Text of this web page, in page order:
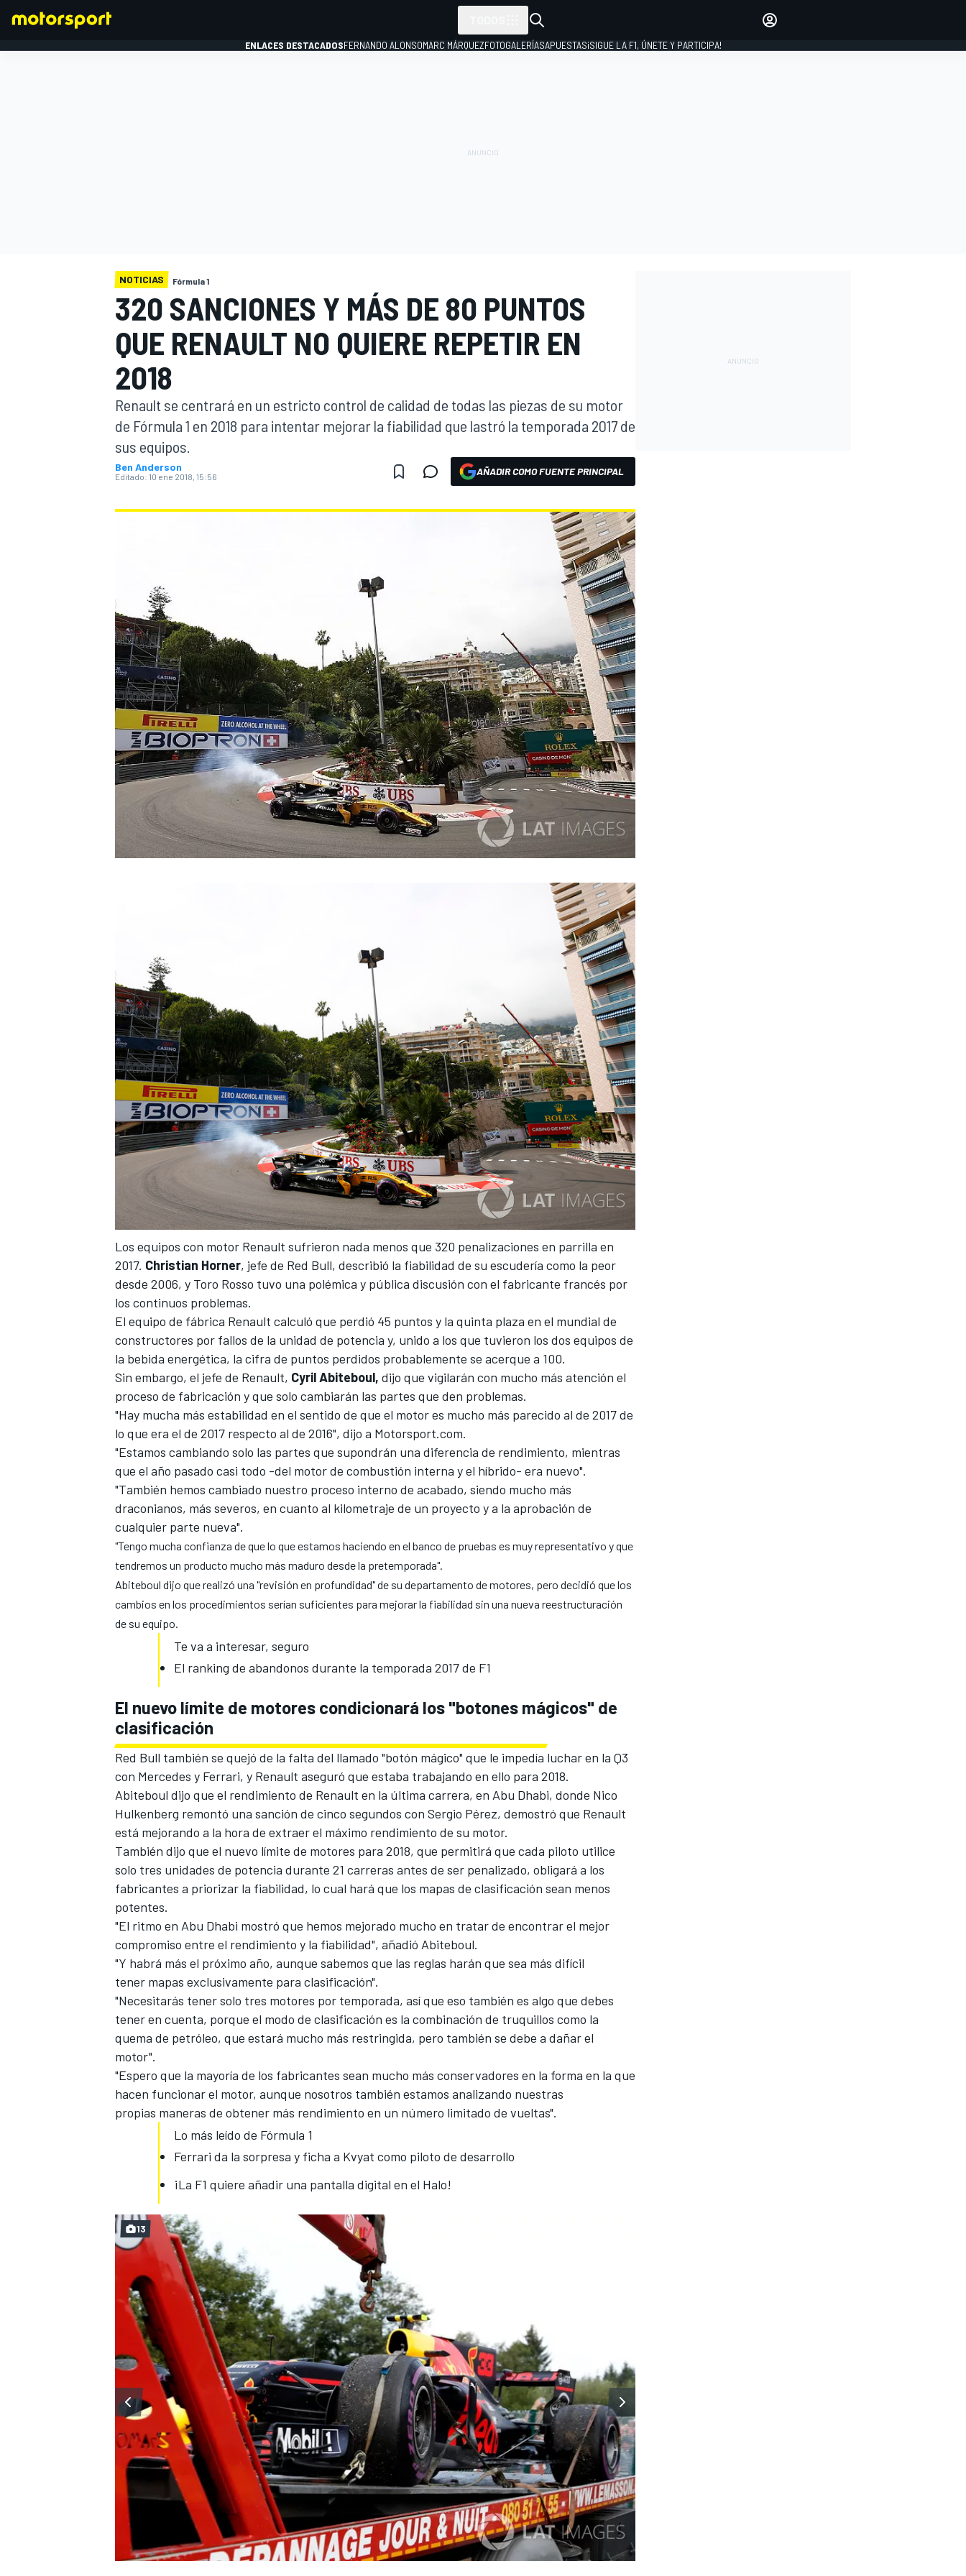
INDYCAR
MÁS CATEGORÍAS
ENLACES DESTACADOSFERNANDO ALONSOMARC MÁRQUEZFOTOGALERÍASAPUESTAS¡SIGUE LA F1, ÚNETE Y PARTICIPA!
NOTICIAS Fórmula 1
320 SANCIONES Y MÁS DE 80 PUNTOS
QUE RENAULT NO QUIERE REPETIR EN
2018
Renault se centrará en un estricto control de calidad de todas las piezas de su motor
de Fórmula 1 en 2018 para intentar mejorar la fiabilidad que lastró la temporada 2017 de
sus equipos.
Ben Anderson
Editado: 10 ene 2018, 15:56 AÑADIR COMO FUENTE PRINCIPAL
Los equipos con motor Renault sufrieron nada menos que 320 penalizaciones en parrilla en
2017. Christian Horner, jefe de Red Bull, describió la fiabilidad de su escudería como la peor
desde 2006, y Toro Rosso tuvo una polémica y pública discusión con el fabricante francés por
los continuos problemas.
El equipo de fábrica Renault calculó que perdió 45 puntos y la quinta plaza en el mundial de
constructores por fallos de la unidad de potencia y, unido a los que tuvieron los dos equipos de
la bebida energética, la cifra de puntos perdidos probablemente se acerque a 100.
Sin embargo, el jefe de Renault, Cyril Abiteboul, dijo que vigilarán con mucho más atención el
proceso de fabricación y que solo cambiarán las partes que den problemas.
"Hay mucha más estabilidad en el sentido de que el motor es mucho más parecido al de 2017 de
lo que era el de 2017 respecto al de 2016", dijo a Motorsport.com.
"Estamos cambiando solo las partes que supondrán una diferencia de rendimiento, mientras
que el año pasado casi todo -del motor de combustión interna y el híbrido- era nuevo".
"También hemos cambiado nuestro proceso interno de acabado, siendo mucho más
draconianos, más severos, en cuanto al kilometraje de un proyecto y a la aprobación de
cualquier parte nueva".
"Tengo mucha confianza de que lo que estamos haciendo en el banco de pruebas es muy representativo y que
tendremos un producto mucho más maduro desde la pretemporada".
Abiteboul dijo que realizó una "revisión en profundidad" de su departamento de motores, pero decidió que los
cambios en los procedimientos serían suficientes para mejorar la fiabilidad sin una nueva reestructuración
de su equipo.
Te va a interesar, seguro
El ranking de abandonos durante la temporada 2017 de F1
El nuevo límite de motores condicionará los "botones mágicos" de
clasificación
Red Bull también se quejó de la falta del llamado "botón mágico" que le impedía luchar en la Q3
con Mercedes y Ferrari, y Renault aseguró que estaba trabajando en ello para 2018.
Abiteboul dijo que el rendimiento de Renault en la última carrera, en Abu Dhabi, donde Nico
Hulkenberg remontó una sanción de cinco segundos con Sergio Pérez, demostró que Renault
está mejorando a la hora de extraer el máximo rendimiento de su motor.
También dijo que el nuevo límite de motores para 2018, que permitirá que cada piloto utilice
solo tres unidades de potencia durante 21 carreras antes de ser penalizado, obligará a los
fabricantes a priorizar la fiabilidad, lo cual hará que los mapas de clasificación sean menos
potentes.
"El ritmo en Abu Dhabi mostró que hemos mejorado mucho en tratar de encontrar el mejor
compromiso entre el rendimiento y la fiabilidad", añadió Abiteboul.
"Y habrá más el próximo año, aunque sabemos que las reglas harán que sea más difícil
tener mapas exclusivamente para clasificación".
"Necesitarás tener solo tres motores por temporada, así que eso también es algo que debes
tener en cuenta, porque el modo de clasificación es la combinación de truquillos como la
quema de petróleo, que estará mucho más restringida, pero también se debe a dañar el
motor".
"Espero que la mayoría de los fabricantes sean mucho más conservadores en la forma en la que
hacen funcionar el motor, aunque nosotros también estamos analizando nuestras
propias maneras de obtener más rendimiento en un número limitado de vueltas".
Lo más leído de Fórmula 1
Ferrari da la sorpresa y ficha a Kvyat como piloto de desarrollo
¡La F1 quiere añadir una pantalla digital en el Halo!
13